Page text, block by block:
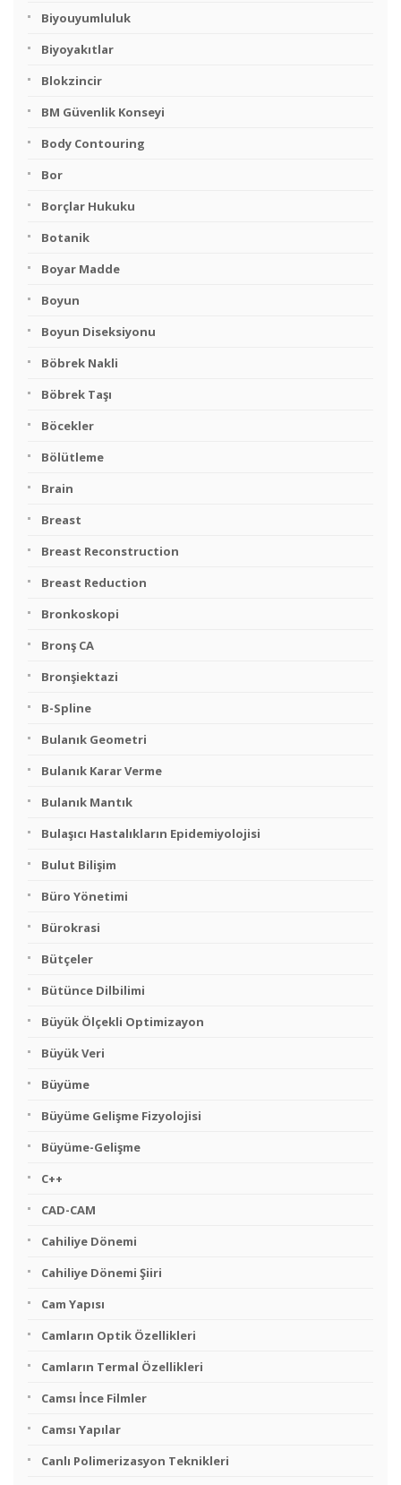
Biyouyumluluk
Biyoyakıtlar
Blokzincir
BM Güvenlik Konseyi
Body Contouring
Bor
Borçlar Hukuku
Botanik
Boyar Madde
Boyun
Boyun Diseksiyonu
Böbrek Nakli
Böbrek Taşı
Böcekler
Bölütleme
Brain
Breast
Breast Reconstruction
Breast Reduction
Bronkoskopi
Bronş CA
Bronşiektazi
B-Spline
Bulanık Geometri
Bulanık Karar Verme
Bulanık Mantık
Bulaşıcı Hastalıkların Epidemiyolojisi
Bulut Bilişim
Büro Yönetimi
Bürokrasi
Bütçeler
Bütünce Dilbilimi
Büyük Ölçekli Optimizayon
Büyük Veri
Büyüme
Büyüme Gelişme Fizyolojisi
Büyüme-Gelişme
C++
CAD-CAM
Cahiliye Dönemi
Cahiliye Dönemi Şiiri
Cam Yapısı
Camların Optik Özellikleri
Camların Termal Özellikleri
Camsı İnce Filmler
Camsı Yapılar
Canlı Polimerizasyon Teknikleri